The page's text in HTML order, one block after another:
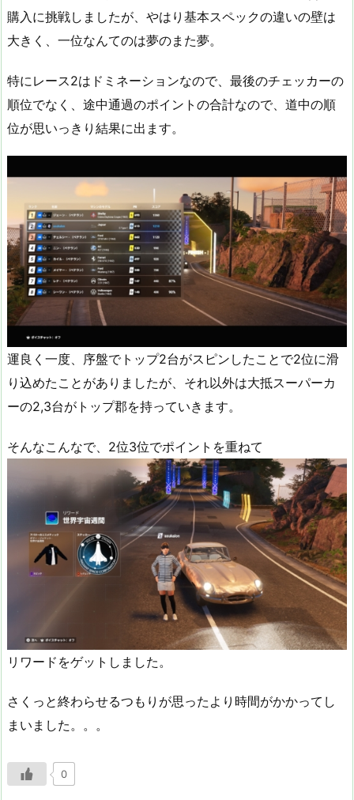
購入に挑戦しましたが、やはり基本スペックの違いの壁は
大きく、一位なんてのは夢のまた夢。
特にレース2はドミネーションなので、最後のチェッカーの
順位でなく、途中通過のポイントの合計なので、道中の順
位が思いっきり結果に出ます。
運良く一度、序盤でトップ2台がスピンしたことで2位に滑
り込めたことがありましたが、それ以外は大抵スーパーカ
ーの2,3台がトップ郡を持っていきます。
そんなこんなで、2位3位でポイントを重ねて
リワードをゲットしました。
さくっと終わらせるつもりが思ったより時間がかかってし
まいました。。。
0